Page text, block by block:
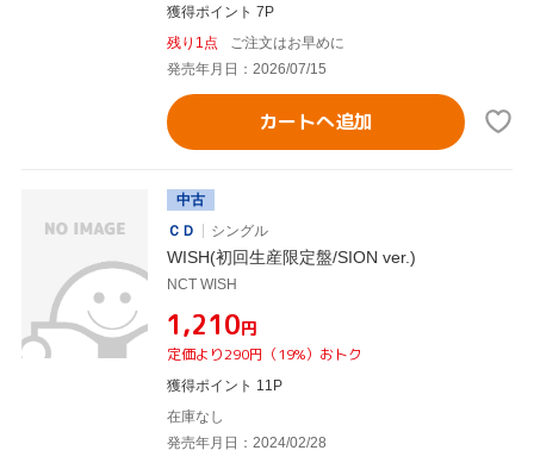
獲得ポイント 7P
残り1点
ご注文はお早めに
発売年月日：2026/07/15
カートへ追加
中古
ＣＤ
シングル
WISH(初回生産限定盤/SION ver.)
NCT WISH
¥1,210円
定価より290円（19%）おトク
獲得ポイント 11P
在庫なし
発売年月日：2024/02/28